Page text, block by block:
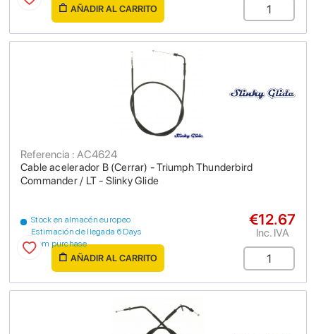
AÑADIR AL CARRITO
Cable acelerador B (Cerrar) - Triumph Thunderbird
Commander / LT - Slinky Glide
Referencia : AC4624
Stock en almacén europeo
Estimación de llegada 6 Days
from purchase
€12.67
Inc. IVA
AÑADIR AL CARRITO